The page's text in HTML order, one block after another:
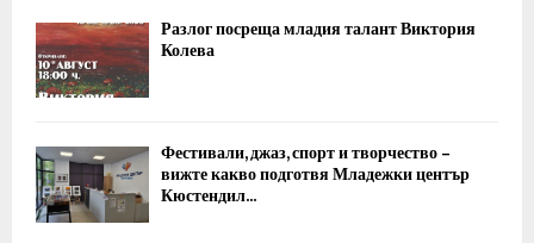
Разлог посреща младия талант Виктория
Колева
Фестивали, джаз, спорт и творчество –
вижте какво подготвя Младежки център
Кюстендил...